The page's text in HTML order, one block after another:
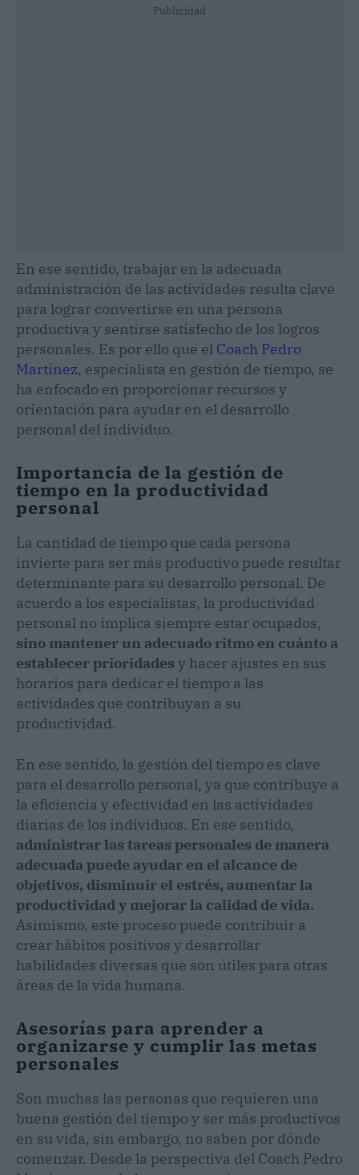
Publicidad
En ese sentido, trabajar en la adecuada
administración de las actividades resulta clave
para lograr convertirse en una persona
productiva y sentirse satisfecho de los logros
personales. Es por ello que el Coach Pedro
Martínez, especialista en gestión de tiempo, se
ha enfocado en proporcionar recursos y
orientación para ayudar en el desarrollo
personal del individuo.
Importancia de la gestión de
tiempo en la productividad
personal
La cantidad de tiempo que cada persona
invierte para ser más productivo puede resultar
determinante para su desarrollo personal. De
acuerdo a los especialistas, la productividad
personal no implica siempre estar ocupados,
sino mantener un adecuado ritmo en cuánto a
establecer prioridades y hacer ajustes en sus
horarios para dedicar el tiempo a las
actividades que contribuyan a su
productividad.
En ese sentido, la gestión del tiempo es clave
para el desarrollo personal, ya que contribuye a
la eficiencia y efectividad en las actividades
diarias de los individuos. En ese sentido,
administrar las tareas personales de manera
adecuada puede ayudar en el alcance de
objetivos, disminuir el estrés, aumentar la
productividad y mejorar la calidad de vida.
Asimismo, este proceso puede contribuir a
crear hábitos positivos y desarrollar
habilidades diversas que son útiles para otras
áreas de la vida humana.
Asesorías para aprender a
organizarse y cumplir las metas
personales
Son muchas las personas que requieren una
buena gestión del tiempo y ser más productivos
en su vida, sin embargo, no saben por dónde
comenzar. Desde la perspectiva del Coach Pedro